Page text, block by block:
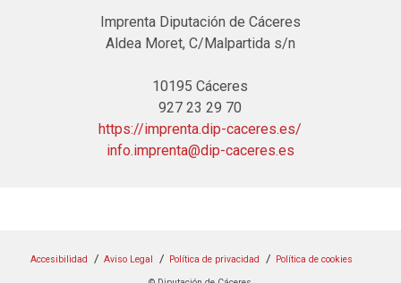
Imprenta Diputación de Cáceres
Aldea Moret, C/Malpartida s/n
10195 Cáceres
927 23 29 70
https://imprenta.dip-caceres.es/
info.imprenta@dip-caceres.es
Accesibilidad Aviso Legal Política de privacidad
Política de cookies